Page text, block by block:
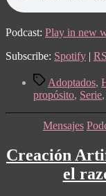
Podcast: Play in new
Subscribe: Spotify |
TagsAdoptados,
propósito, Serie,
Mensajes
Creación
el